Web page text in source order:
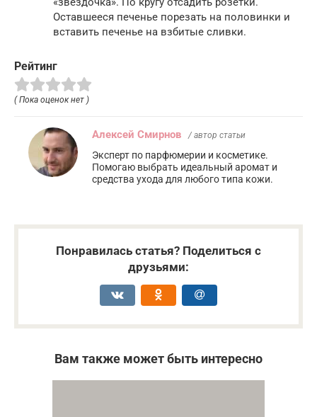
Оставшееся печенье порезать на половинки и
вставить печенье на взбитые сливки.
Рейтинг
( Пока оценок нет )
Алексей Смирнов / автор статьи
Эксперт по парфюмерии и косметике.
Помогаю выбрать идеальный аромат и
средства ухода для любого типа кожи.
Понравилась статья? Поделиться с
друзьями:
Вам также может быть интересно